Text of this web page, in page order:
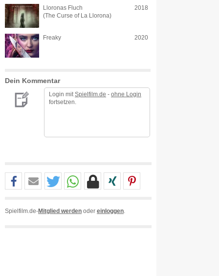
Lloronas Fluch
(The Curse of La Llorona)
2018
Freaky 2020
Dein Kommentar
Login mit Spielfilm.de - ohne Login
fortsetzen.
Spielfilm.de-Mitglied werden oder einloggen